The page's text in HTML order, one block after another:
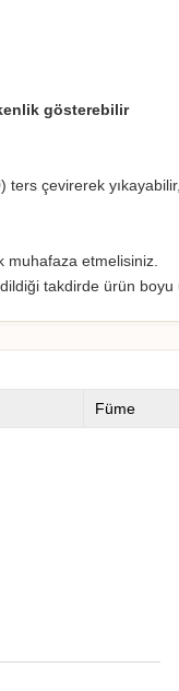
gösterebilir
ters çevirerek
muhafaza etmelisiniz.
takdirde ürün boyu
Füme